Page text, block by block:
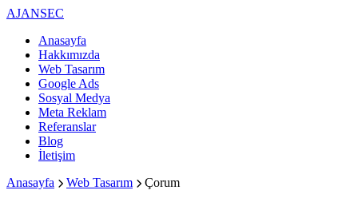
AJANSEC
Anasayfa
Hakkımızda
Web Tasarım
Google Ads
Sosyal Medya
Meta Reklam
Referanslar
Blog
İletişim
Anasayfa
Web Tasarım Çorum